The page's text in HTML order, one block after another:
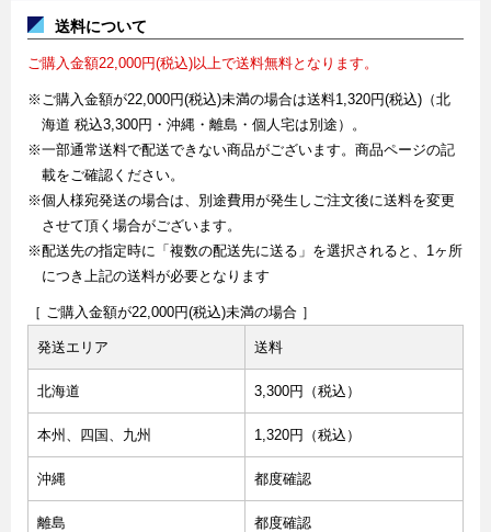
送料について
ご購入金額22,000円(税込)以上で送料無料となります。
※ご購入金額が22,000円(税込)未満の場合は送料1,320円(税込)（北
海道 税込3,300円・沖縄・離島・個人宅は別途）。
※一部通常送料で配送できない商品がございます。商品ページの記
載をご確認ください。
※個人様宛発送の場合は、別途費用が発生しご注文後に送料を変更
させて頂く場合がございます。
※配送先の指定時に「複数の配送先に送る」を選択されると、1ヶ所
につき上記の送料が必要となります
［ ご購入金額が22,000円(税込)未満の場合 ］
発送エリア 送料
北海道 3,300円（税込）
本州、四国、九州 1,320円（税込）
沖縄 都度確認
離島 都度確認